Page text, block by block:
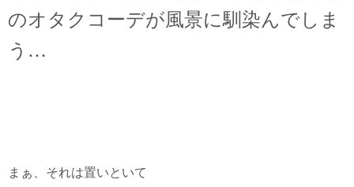
のオタクコーデが風景に馴染んでしま
う…
まぁ、それは置いといて